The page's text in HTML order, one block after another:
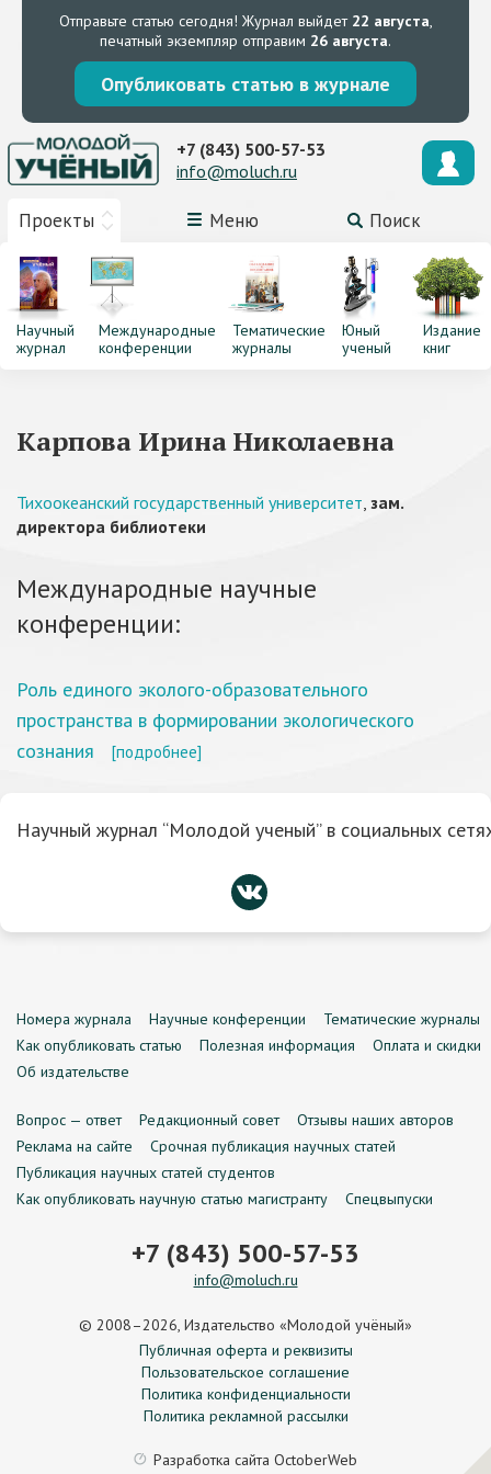
Отправьте статью сегодня! Журнал выйдет 22 августа,
печатный экземпляр отправим 26 августа.
Опубликовать статью в журнале
Проекты Меню Поиск
+7 (843) 500-57-53
info@moluch.ru
Научный
журнал
Международные
конференции
Тематические
журналы
Юный
ученый
Издание
книг
Карпова Ирина Николаевна
Тихоокеанский государственный университет, зам.
директора библиотеки
Международные научные
конференции:
Роль единого эколого-образовательного
пространства в формировании экологического
сознания
[подробнее]
Научный журнал “Молодой ученый” в социальных
Номера журнала Научные конференции
Тематические журналы
Как опубликовать статью
Полезная информация
Оплата и скидки
Об издательстве
Вопрос — ответ Редакционный совет
Отзывы наших авторов
Реклама на сайте
Срочная публикация научных статей
Публикация научных статей студентов
Как опубликовать научную статью магистранту
Спецвыпуски
+7 (843) 500-57-53
info@moluch.ru
© 2008–2026, Издательство «Молодой учёный»
Публичная оферта и реквизиты
Пользовательское соглашение
Политика конфиденциальности
Политика рекламной рассылки
Разработка сайта OctoberWeb